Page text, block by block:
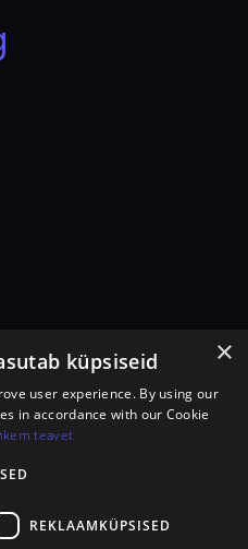
otse
saada!
×
küpsiseid
user experience. By using our
in accordance with our Cookie
teavet
REKLAAMKÜPSISED